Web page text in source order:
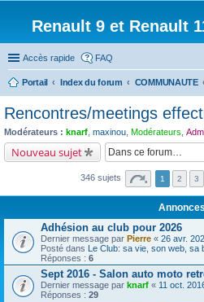
Renault 9 et Renault
Accès rapide FAQ
Portail Index du forum COMMUNAUTE
Rencontres/meetings
Modérateurs : knarf maxinou Modérateurs
Nouveau sujet
346 sujets 1 2 3
Annonces
Adhésion au club pour 2026
Dernier message par Pierre « 26 avr.
Posté dans Le Club: sa vie, son web, sa
Réponses : 6
Sept 2016 - Salon auto moto
Dernier message par knarf « 11 oct.
Réponses : 29